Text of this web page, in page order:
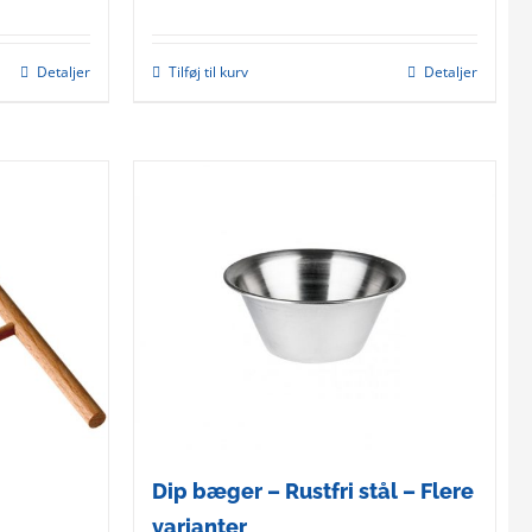
Detaljer Tilføj til kurv Detaljer
Dip bæger – Rustfri stål – Flere
varianter